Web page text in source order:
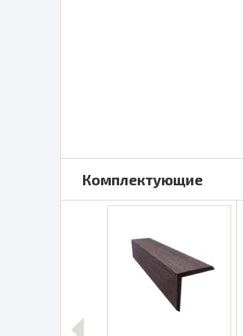
Комплектующие